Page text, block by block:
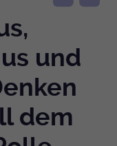
und
dem